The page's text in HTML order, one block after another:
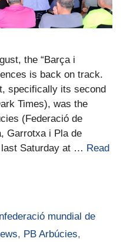
the “Barça i
is back on track.
specifically its second
Times), was the
(Federació de
Garrotxa i Pla de
last Saturday at … Read
mundial de
, PB Arbúcies,